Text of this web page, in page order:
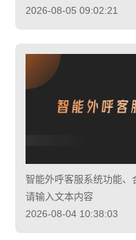
2026-08-05 09:02:21
智能外呼客服系统功能、
请输入文本内容
2026-08-04 10:38:03